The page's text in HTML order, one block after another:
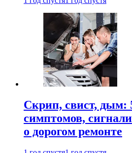
Скрип, свист, дым:
симптомов,
о дорогом ремонте